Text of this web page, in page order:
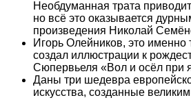
Необдуманная трата
но всё это оказывается
произведения Николай
Игорь Олейников, это именно
создал иллюстрации к
Сюпервьеля «Вол и осёл при
Даны три шедевра
искусства, созданные